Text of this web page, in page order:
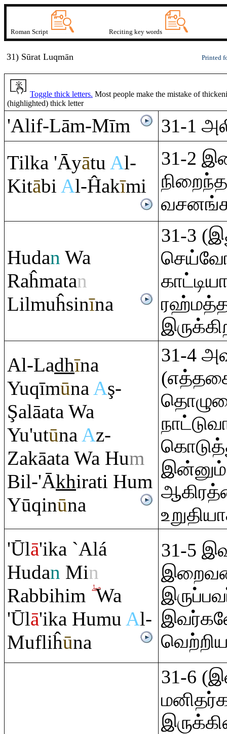
Roman Script Reciting key words
31) Sūrat Luqmān Printed
Toggle thick letters. Most people make the mistake of
(highlighted) thick letter
'Alif-Lām-Mīm 31-1
Tilka 'Āyātu Al-
Kitābi Al-Ĥakīmi
31-2
Hudan Wa
Raĥmatan
Lilmuĥsinīna
31-3
Al-Ladhīna
YuqīmūnaAş-
Şalāata Wa
Yu'utūnaAz-
Zakāata Wa Hum
Bil-'Ākhirati Hum
Yūqinūna
31-4
'Ūlā'ika `Alá
Hudan Min
Rabbihim Wa
'Ūlā'ika Humu Al-
Mufliĥūna
31-5
31-6